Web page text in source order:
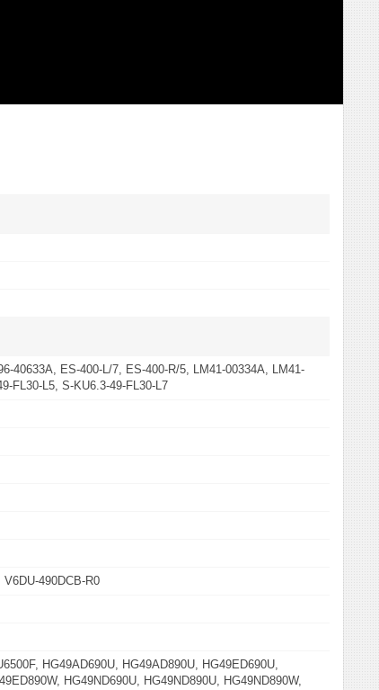
40633A, ES-400-L/7, ES-400-R/5, LM41-00334A, LM41-
FL30-L5, S-KU6.3-49-FL30-L7
490DCB-R0
HG49AD690U, HG49AD890U, HG49ED690U,
HG49ND690U, HG49ND890U, HG49ND890W,